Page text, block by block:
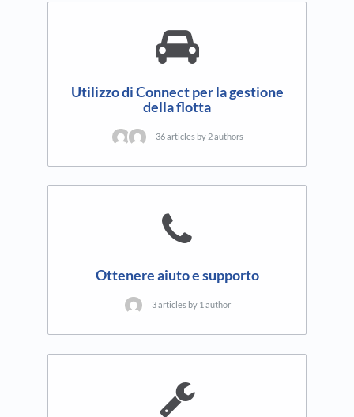
Utilizzo di Connect per la gestione
della flotta
36 articles by 2 authors
Ottenere aiuto e supporto
3 articles by 1 author